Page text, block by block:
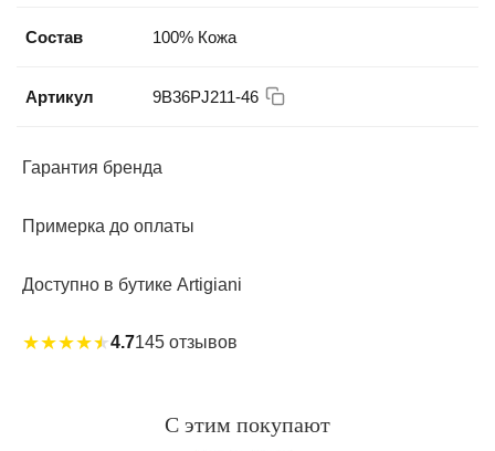
Состав 100% Кожа
Артикул 9B36РJ211-46
Гарантия бренда
Примерка до оплаты
Доступно в бутике Artigiani
★★★★★4.7145 отзывов
С этим покупают